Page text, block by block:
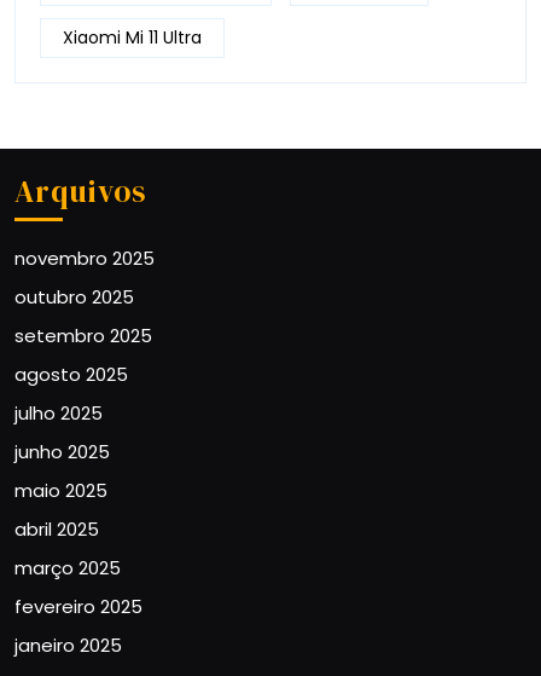
Xiaomi Mi 11 Ultra
Arquivos
novembro 2025
outubro 2025
setembro 2025
agosto 2025
julho 2025
junho 2025
maio 2025
abril 2025
março 2025
fevereiro 2025
janeiro 2025